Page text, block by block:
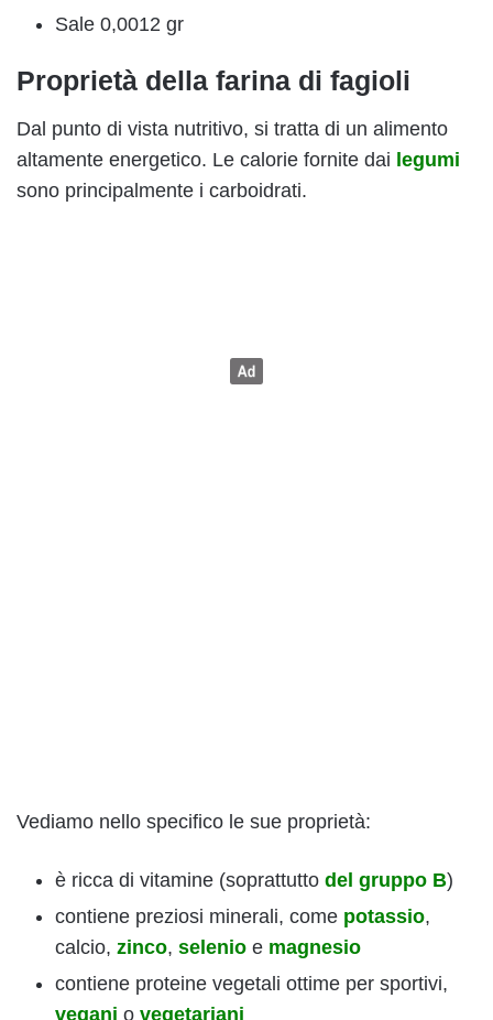
Sale 0,0012 gr
Proprietà della farina di fagioli
Dal punto di vista nutritivo, si tratta di un alimento
altamente energetico. Le calorie fornite dai legumi
sono principalmente i carboidrati.
Vediamo nello specifico le sue proprietà:
è ricca di vitamine (soprattutto del gruppo B)
contiene preziosi minerali, come potassio,
calcio, zinco, selenio e magnesio
contiene proteine vegetali ottime per sportivi,
vegani o vegetariani